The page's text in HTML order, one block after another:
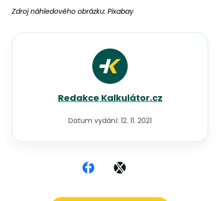
Zdroj náhledového obrázku: Pixabay
Redakce Kalkulátor.cz
Datum vydání: 12. 11. 2021
Sdílet na Facebooku
Sdílet na X